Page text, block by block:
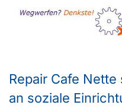
Repair Cafe
an soziale